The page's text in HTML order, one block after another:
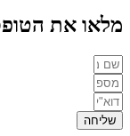
מלאו את
שליחה